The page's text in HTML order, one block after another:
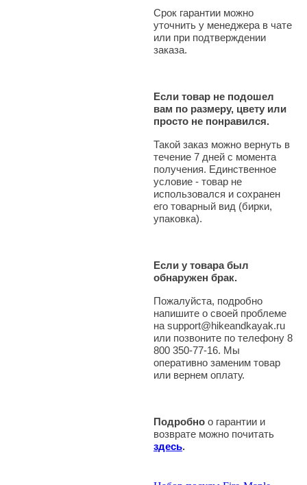
Срок гарантии можно
уточнить у менеджера в чате
или при подтверждении
заказа.
Если товар не подошел
вам по размеру, цвету или
просто не понравился.
Такой заказ можно вернуть в
течение 7 дней с момента
получения. Единственное
условие - товар не
использовался и сохранен
его товарный вид (бирки,
упаковка).
Если у товара был
обнаружен брак.
Пожалуйста, подробно
напишите о своей проблеме
на support@hikeandkayak.ru
или позвоните по телефону 8
800 350-77-16. Мы
оперативно заменим товар
или вернем оплату.
Подробно о гарантии и
возврате можно почитать
здесь.